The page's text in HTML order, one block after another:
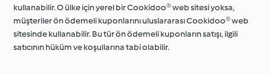
kullanabilir. O ülke için yerel bir Cookidoo® web sitesi yoksa,
müşteriler ön ödemeli kuponlarını uluslararası Cookidoo® web
sitesinde kullanabilir. Bu tür ön ödemeli kuponların satışı, ilgili
satıcının hüküm ve koşullarına tabi olabilir.